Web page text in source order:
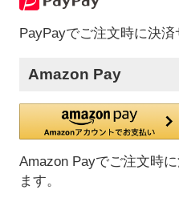
PayPayでご注文時に決済
Amazon Pay
Amazon Payでご注文時
ます。